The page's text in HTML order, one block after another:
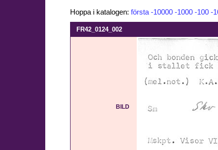
Hoppa i katalogen: första -10000 -1000 -100 -
FR42_0124_002
BILD